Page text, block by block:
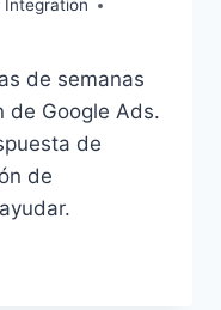
Integration
de semanas
de Google Ads.
de
de